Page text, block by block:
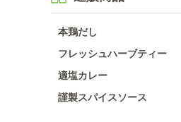
本鶏だし
フレッシュハーブティー
適塩カレー
謹製スパイスソース